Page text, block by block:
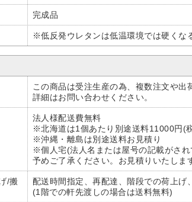
完成品
※低反発ウレタンは低温環境では硬くな
この商品は受注生産の為、複数注文や
詳細はお問い合わせください。
法人様配送費無料
※北海道は1個あたり別途送料11000円(
※沖縄・離島は別途送料お見積り
※個人宅(法人名または屋号の記載がさ
予めご了承ください。お見積りいたしま
/搬
配送時間指定、再配達、階段での荷上げ
(1階での軒先渡しの場合は送料無料)